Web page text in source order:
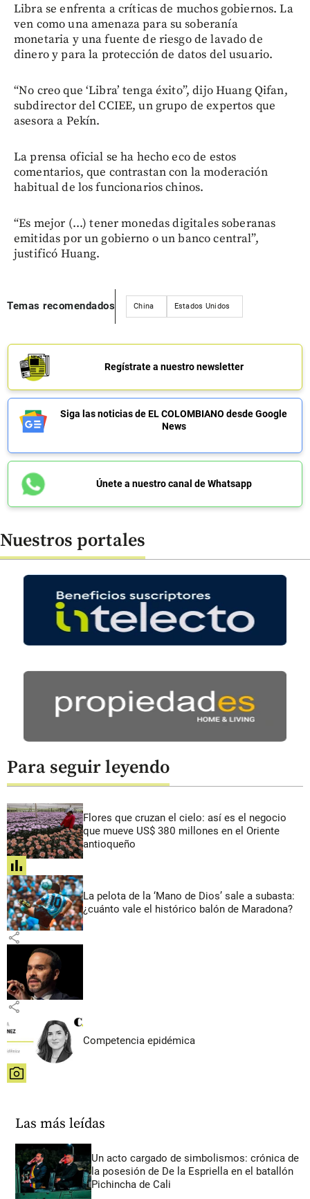
Libra se enfrenta a críticas de muchos gobiernos. La
ven como una amenaza para su soberanía
monetaria y una fuente de riesgo de lavado de
dinero y para la protección de datos del usuario.
“No creo que ‘Libra’ tenga éxito”, dijo Huang Qifan,
subdirector del CCIEE, un grupo de expertos que
asesora a Pekín.
La prensa oficial se ha hecho eco de estos
comentarios, que contrastan con la moderación
habitual de los funcionarios chinos.
“Es mejor (...) tener monedas digitales soberanas
emitidas por un gobierno o un banco central”,
justificó Huang.
Temas recomendados China Estados Unidos
Regístrate a nuestro newsletter
Siga las noticias de EL COLOMBIANO desde Google
News
Únete a nuestro canal de Whatsapp
Nuestros portales
Para seguir leyendo
Flores que cruzan el cielo: así es el negocio
que mueve US$ 380 millones en el Oriente
antioqueño
share
La pelota de la ‘Mano de Dios’ sale a subasta:
¿cuánto vale el histórico balón de Maradona?
share
share
Competencia epidémica
share
Las más leídas
Un acto cargado de simbolismos: crónica de
la posesión de De la Espriella en el batallón
Pichincha de Cali